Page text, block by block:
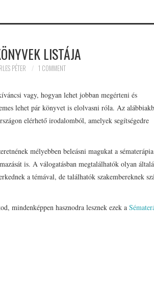
LISTÁJA
PÉTER 1 COMMENT
vagy, hogyan lehet jobban megérteni és
lehet pár könyvet is elolvasni róla. Az
elérhető irodalomból, amelyek segítségedre
mélyebben beleásni magukat a sématerápia
is. A válogatásban megtalálhatók olyan
a témával, de találhatók szakembereknek
mindenképpen hasznodra lesznek ezek a